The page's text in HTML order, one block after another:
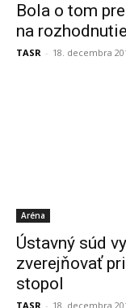
Bola o tom
na
TASR - 18. decembra
Aréna
Ústavný súd
zverejňovať
stopol
TASR - 18. decembra